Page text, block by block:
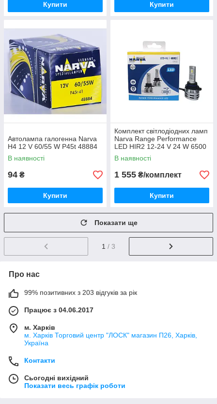
Купити Купити
Автолампа галогенна Narva
H4 12 V 60/55 W P45t 48884
В наявності
94 ₴
Купити
Комплект світлодіодних ламп
Narva Range Performance
LED HIR2 12-24 V 24 W 6500
K 18044
В наявності
1 555 ₴/комплект
Купити
Показати ще
1 / 3
Про нас
99% позитивних з 203 відгуків за рік
Працює з 04.06.2017
м. Харків
м. Харків Торговий центр "ЛОСК" магазин П26, Харків,
Україна
Контакти
Сьогодні вихідний
Показати весь графік роботи